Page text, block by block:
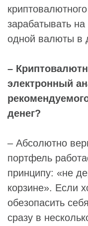
зарабатывать
одной валюты в
–
электронный
денег?
– Абсолютно
портфель
принципу: «не
корзине». Если
обезопасить
сразу в